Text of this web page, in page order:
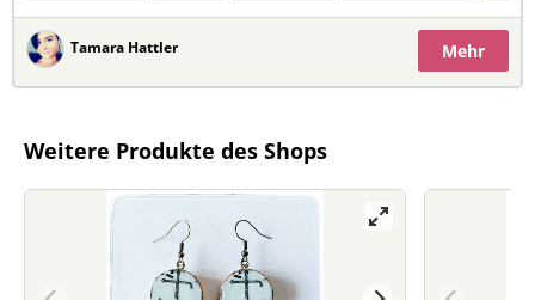
Tamara Hattler Mehr
Weitere Produkte des Shops